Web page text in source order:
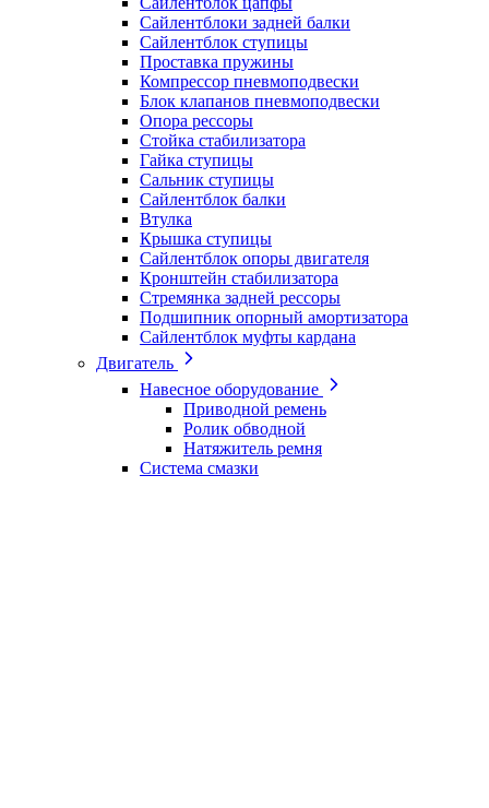
Сайлентблоки задней балки
Сайлентблок ступицы
Проставка пружины
Компрессор пневмоподвески
Блок клапанов пневмоподвески
Опора рессоры
Стойка стабилизатора
Гайка ступицы
Сальник ступицы
Сайлентблок балки
Втулка
Крышка ступицы
Сайлентблок опоры двигателя
Кронштейн стабилизатора
Стремянка задней рессоры
Подшипник опорный амортизатора
Сайлентблок муфты кардана
Двигатель
Навесное оборудование
Приводной ремень
Ролик обводной
Натяжитель ремня
Система смазки